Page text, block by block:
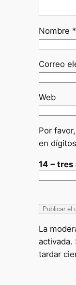
Nombre *
Correo
Web
Por
en
14 − tres
La
activada.
tardar